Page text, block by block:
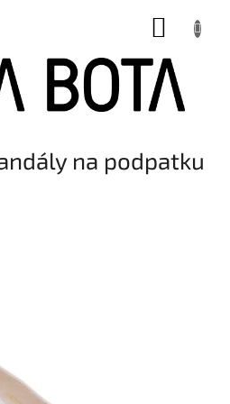
na podpatku